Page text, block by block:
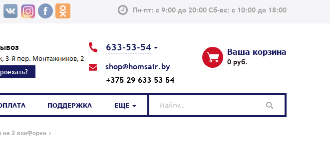
Пн–пт: с 9:00 до 20:00 Сб-вс: с 10:00 до 18:00
633-53-54
shop@homsair.by
+375 29 633 53 54
Ваша корзина
0 руб.
на 2 конфорки
ПОДДЕРЖКА ЕЩЕ